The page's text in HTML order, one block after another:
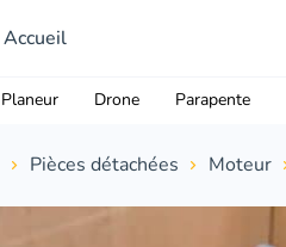
Accueil
Planeur Drone Parapente
Pièces détachées Moteur